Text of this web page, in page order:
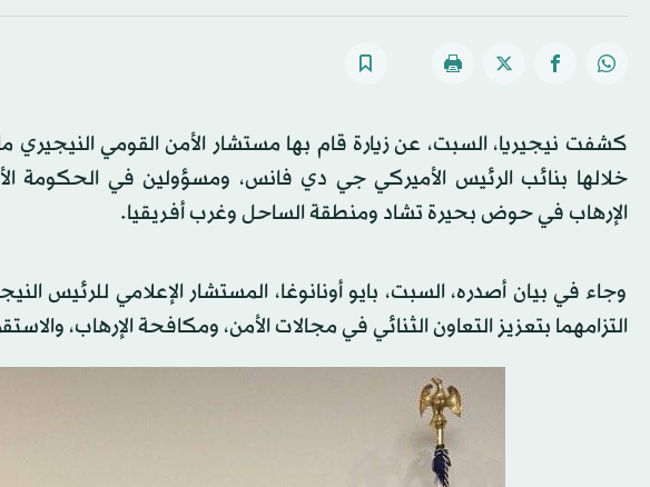
كشفت نيجيريا، السبت، عن زيارة قام بها مستشار الأمن القومي النيجيري
خلالها بنائب الرئيس الأميركي جي دي فانس، ومسؤولين في الحكومة
الإرهاب في حوض بحيرة تشاد ومنطقة الساحل وغرب أفريقيا.
وجاء في بيان أصدره، السبت، بايو أونانوغا، المستشار الإعلامي للرئيس
التزامهما بتعزيز التعاون الثنائي في مجالات الأمن، ومكافحة الإرهاب،